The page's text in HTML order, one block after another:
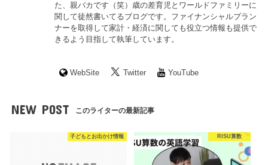
た、親バカです（笑）歳の差育児とワールドファミリーに
関して徒然書いてるブログです。ファイナンシャルプラン
ナーを取得して家計・経済に関しても役立つ情報も提供で
きるよう目指して執筆しています。
WebSite Twitter YouTube
NEW POST このライターの最新記事
子どもとお出かけ情報 RISU算数